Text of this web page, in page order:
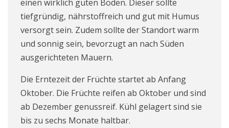
einen wirklich guten Boden. Dieser sollte
tiefgründig, nährstoffreich und gut mit Humus
versorgt sein. Zudem sollte der Standort warm
und sonnig sein, bevorzugt an nach Süden
ausgerichteten Mauern.
Die Erntezeit der Früchte startet ab Anfang
Oktober. Die Früchte reifen ab Oktober und sind
ab Dezember genussreif. Kühl gelagert sind sie
bis zu sechs Monate haltbar.